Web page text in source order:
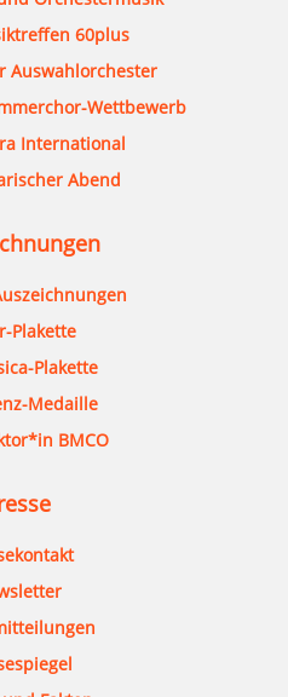
60plus
Auswahlorchester
Wettbewerb
International
Abend
Plakette
Plakette
Medaille
BMCO